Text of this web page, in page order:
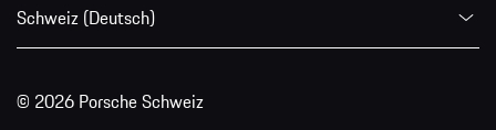
Schweiz (Deutsch)
© 2026 Porsche Schweiz